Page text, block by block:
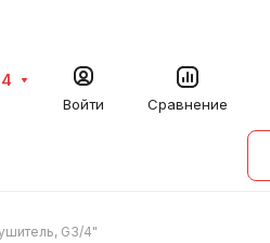
Войти Сравнение
G3/4"